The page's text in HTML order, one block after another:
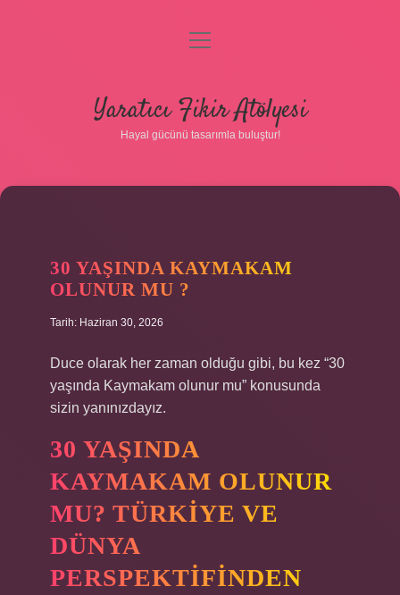
Gizlilik Politikası
Hakkımızda
menüyü
Yaratıcı Fikir Atölyesi
Hayal gücünü tasarımla buluştur!
30 YAŞINDA KAYMAKAM
OLUNUR MU ?
Tarih: Haziran 30, 2026
Duce olarak her zaman olduğu gibi, bu kez “30
yaşında Kaymakam olunur mu” konusunda
sizin yanınızdayız.
30 YAŞINDA
KAYMAKAM OLUNUR
MU? TÜRKIYE VE
DÜNYA
PERSPEKTIFINDEN